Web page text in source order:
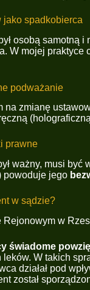
spadkobierca
osobą samotną
W mojej
podważanie
na zmianę
prawne
ważny, musi
powoduje jego
w sądzie?
w
świadome
leków. W takich
działał pod
został